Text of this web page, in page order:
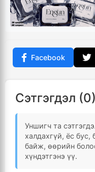
Facebook
Сэтгэгдэл (0)
Уншигч та
халдахгүй, ёс бус,
байж, өөрийн
хүндэтгэнэ үү.